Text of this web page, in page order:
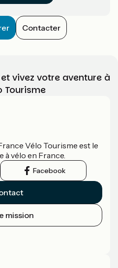
Contacter
et vivez votre aventure à
Tourisme
Vélo Tourisme est le
à vélo en France.
Facebook
mission